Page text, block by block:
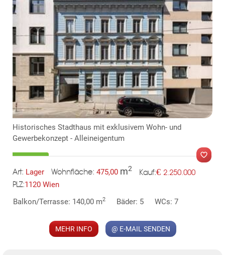
KLIS
Historisches Stadthaus mit exklusivem Wohn- und
Gewerbekonzept - Alleineigentum
Art: Lager Wohnfläche: 475,00 m2 Kauf:€ 2.250.000
PLZ:1120 Wien
Balkon/Terrasse: 140,00 m2 Bäder: 5 WCs: 7
MEHR INFO @ E-MAIL SENDEN